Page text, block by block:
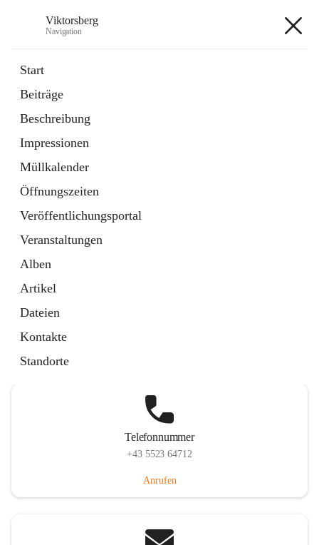
Viktorsberg
Navigation
Start
Beiträge
Beschreibung
Impressionen
Müllkalender
Öffnungszeiten
Veröffentlichungsportal
Veranstaltungen
Alben
Artikel
Dateien
Kontakte
Standorte
1 Schnellzugriff
Bürgerservice
10 Schnellzugriffe
Telefonnummer
+43 5523 64712
Anrufen